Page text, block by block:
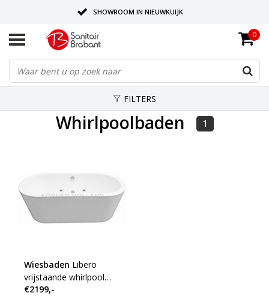
SHOWROOM IN NIEUWKUIJK
BEZORGING OP AFSPRAAK
LEVERING EN REALISATIE ONDER EEN DAK!
0
FILTERS
Whirlpoolbaden 1
Wiesbaden Libero
vrijstaande whirlpool
ligbad 170x80 + waste
€2199,-